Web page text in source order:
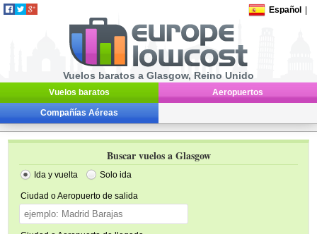
Español
Vuelos baratos a Glasgow, Reino Unido
Vuelos baratos Aeropuertos
Compañías Aéreas
Buscar vuelos a Glasgow
Ida y vuelta Solo ida
Ciudad o Aeropuerto de salida